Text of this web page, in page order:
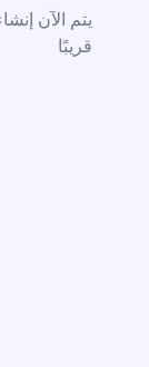
يتم الآن
قريبًا